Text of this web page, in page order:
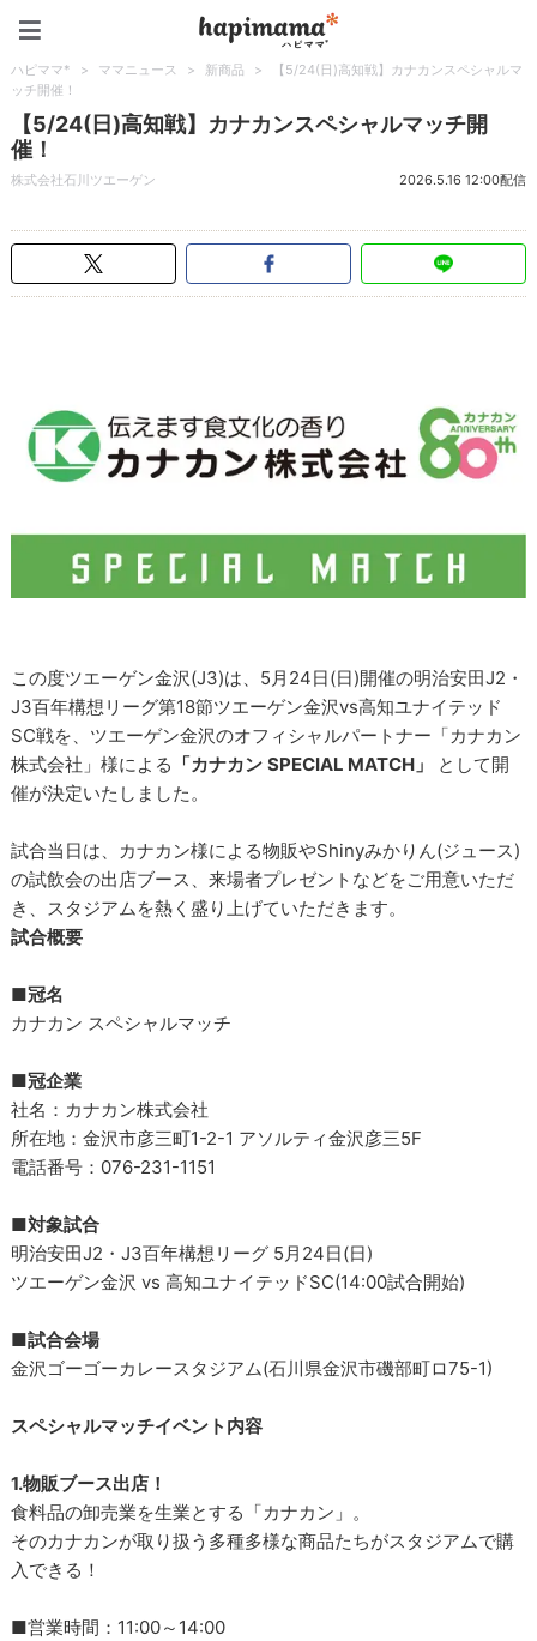
ハピママ* > ママニュース > 新商品 >
【5/24(日)高知戦】カナカンスペシャルマ
ッチ開催！
【5/24(日)高知戦】カナカンスペシャルマッチ開
催！
株式会社石川ツエーゲン 2026.5.16 12:00配信
この度ツエーゲン金沢(J3)は、5月24日(日)開催の明治安田J2・
J3百年構想リーグ第18節ツエーゲン金沢vs高知ユナイテッド
SC戦を、ツエーゲン金沢のオフィシャルパートナー「カナカン
株式会社」様による 「カナカン SPECIAL MATCH」
として開
催が決定いたしました。
試合当日は、カナカン様による物販やShinyみかりん(ジュース)
の試飲会の出店ブース、来場者プレゼントなどをご用意いただ
き、スタジアムを熱く盛り上げていただきます。
試合概要
■冠名
カナカン スペシャルマッチ
■冠企業
社名：カナカン株式会社
所在地：金沢市彦三町1-2-1 アソルティ金沢彦三5F
電話番号：076-231-1151
■対象試合
明治安田J2・J3百年構想リーグ 5月24日(日)
ツエーゲン金沢 vs 高知ユナイテッドSC(14:00試合開始)
■試合会場
金沢ゴーゴーカレースタジアム(石川県金沢市磯部町ロ75-1)
スペシャルマッチイベント内容
1.物販ブース出店！
食料品の卸売業を生業とする「カナカン」。
そのカナカンが取り扱う多種多様な商品たちがスタジアムで購
入できる！
■営業時間：11:00～14:00